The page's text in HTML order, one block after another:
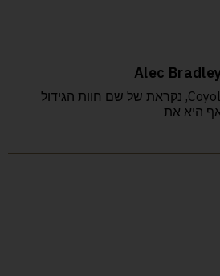
סדרת הסיגרים החדשה, Coyol, נקראת של שם חוות הגידול
היא את